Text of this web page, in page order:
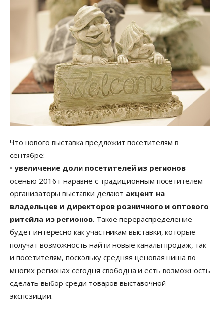
Что нового выставка предложит посетителям в
сентябре:
• увеличение доли посетителей из регионов —
осенью 2016 г наравне с традиционным посетителем
организаторы выставки делают акцент на
владельцев и директоров розничного и оптового
ритейла из регионов. Такое перераспределение
будет интересно как участникам выставки, которые
получат возможность найти новые каналы продаж, так
и посетителям, поскольку средняя ценовая ниша во
многих регионах сегодня свободна и есть возможность
сделать выбор среди товаров выставочной
экспозиции.